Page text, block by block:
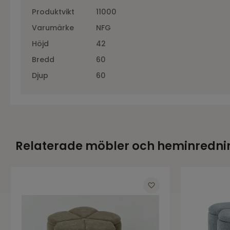
Produktvikt
11000
Varumärke
NFG
Höjd
42
Bredd
60
Djup
60
Relaterade möbler och